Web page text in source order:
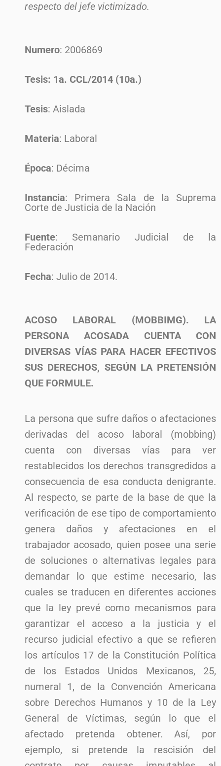
respecto del jefe victimizado.
Numero: 2006869
Tesis: 1a. CCL/2014 (10a.)
Tesis: Aislada
Materia: Laboral
Época: Décima
Instancia: Primera Sala de la Suprema
Corte de Justicia de la Nación
Fuente: Semanario Judicial de la
Federación
Fecha: Julio de 2014.
ACOSO LABORAL (MOBBIMG). LA
PERSONA ACOSADA CUENTA CON
DIVERSAS VÍAS PARA HACER EFECTIVOS
SUS DERECHOS, SEGÚN LA PRETENSIÓN
QUE FORMULE.
La persona que sufre daños o afectaciones
derivadas del acoso laboral (mobbing)
cuenta con diversas vías para ver
restablecidos los derechos transgredidos a
consecuencia de esa conducta denigrante.
Al respecto, se parte de la base de que la
verificación de ese tipo de comportamiento
genera daños y afectaciones en el
trabajador acosado, quien posee una serie
de soluciones o alternativas legales para
demandar lo que estime necesario, las
cuales se traducen en diferentes acciones
que la ley prevé como mecanismos para
garantizar el acceso a la justicia y el
recurso judicial efectivo a que se refieren
los artículos 17 de la Constitución Política
de los Estados Unidos Mexicanos, 25,
numeral 1, de la Convención Americana
sobre Derechos Humanos y 10 de la Ley
General de Víctimas, según lo que el
afectado pretenda obtener. Así, por
ejemplo, si pretende la rescisión del